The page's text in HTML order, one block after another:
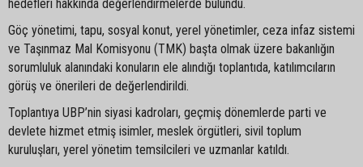
hedefleri hakkında değerlendirmelerde bulundu.
Göç yönetimi, tapu, sosyal konut, yerel yönetimler, ceza infaz sistemi
ve Taşınmaz Mal Komisyonu (TMK) başta olmak üzere bakanlığın
sorumluluk alanındaki konuların ele alındığı toplantıda, katılımcıların
görüş ve önerileri de değerlendirildi.
Toplantıya UBP’nin siyasi kadroları, geçmiş dönemlerde parti ve
devlete hizmet etmiş isimler, meslek örgütleri, sivil toplum
kuruluşları, yerel yönetim temsilcileri ve uzmanlar katıldı.